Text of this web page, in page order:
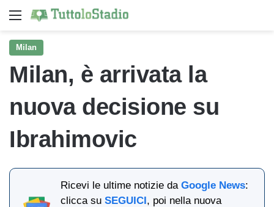
Menu
Milan
Milan, è arrivata la
nuova decisione su
Ibrahimovic
Ricevi le ultime notizie daGoogle News:
clicca suSEGUICI, poi nella nuova